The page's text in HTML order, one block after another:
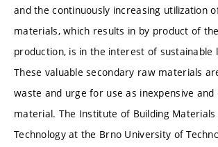
and the continuously increasing utilization
materials, which results in by product of
production, is in the interest of sustainable
These valuable secondary raw materials
waste and urge for use as inexpensive and
material. The Institute of Building Materials
Technology at the Brno University of